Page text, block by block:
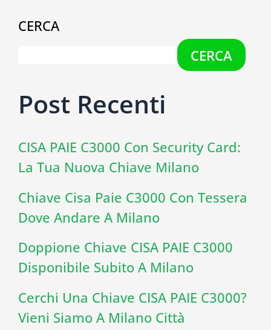
CERCA
CERCA
Post Recenti
CISA PAIE C3000 Con Security Card:
La Tua Nuova Chiave Milano
Chiave Cisa Paie C3000 Con Tessera
Dove Andare A Milano
Doppione Chiave CISA PAIE C3000
Disponibile Subito A Milano
Cerchi Una Chiave CISA PAIE C3000?
Vieni Siamo A Milano Città